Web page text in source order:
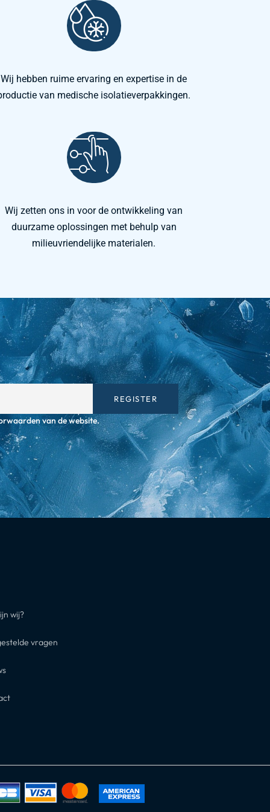
Wij hebben ruime ervaring en expertise in de
van medische isolatieverpakkingen.
Wij zetten ons in voor de ontwikkeling van
duurzame oplossingen met behulp van
milieuvriendelijke materialen.
van de website.
wij?
vragen